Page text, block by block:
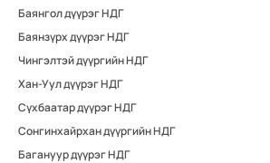
Баянгол дүүрэг НДГ
Баянзүрх дүүрэг НДГ
Чингэлтэй дүүргийн НДГ
Хан-Уул дүүрэг НДГ
Сүхбаатар дүүрэг НДГ
Сонгинхайрхан дүүргийн НДГ
Багануур дүүрэг НДГ